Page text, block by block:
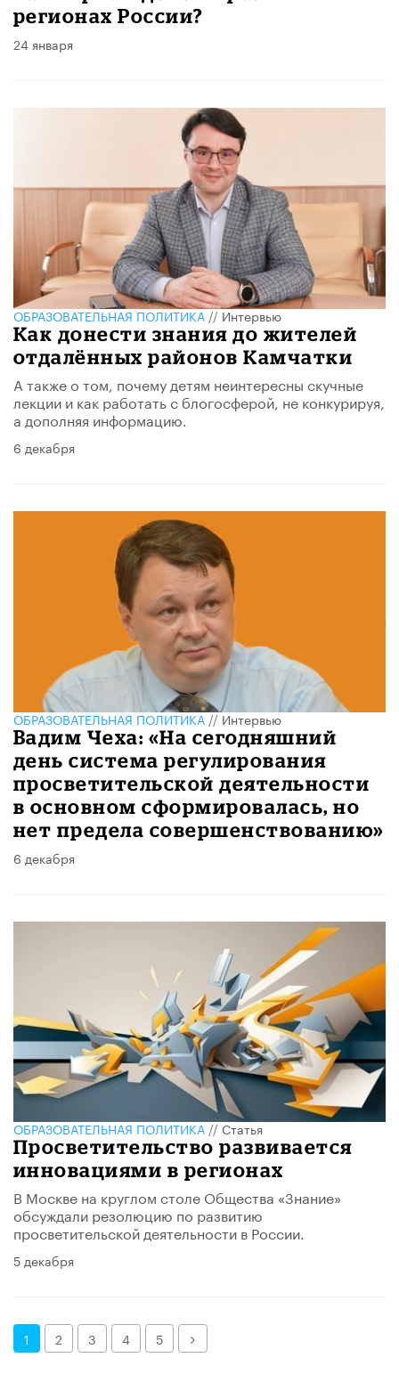
регионах России?
24 января
ОБРАЗОВАТЕЛЬНАЯ ПОЛИТИКА//Интервью
Как донести знания до жителей
отдалённых районов Камчатки
А также о том, почему детям неинтересны скучные
лекции и как работать с блогосферой, не конкурируя,
а дополняя информацию.
6 декабря
ОБРАЗОВАТЕЛЬНАЯ ПОЛИТИКА//Интервью
Вадим Чеха: «На сегодняшний
день система регулирования
просветительской деятельности
в основном сформировалась, но
нет предела совершенствованию»
6 декабря
ОБРАЗОВАТЕЛЬНАЯ ПОЛИТИКА//Статья
Просветительство развивается
инновациями в регионах
В Москве на круглом столе Общества «Знание»
обсуждали резолюцию по развитию
просветительской деятельности в России.
5 декабря
1 2 3 4 5 Далее